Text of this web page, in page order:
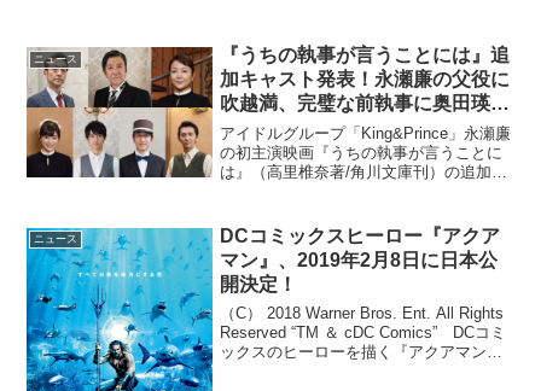
ニュース
『うちの執事が言うことには』追
加キャスト発表！永瀬廉の父役に
吹越満、完璧な前執事に奥田瑛二
ほか
アイドルグループ「King&Prince」永瀬廉
の初主演映画『うちの執事が言うことに
は』（高里椎奈著/角川文庫刊）の追加キ
は、2014年3月に角川文庫に...
ニュース
DCコミックスヒーロー『アクア
マン』、2019年2月8日に日本公
開決定！
（C） 2018 Warner Bros. Ent. All Rights
Reserved “TM ＆ cDC Comics” DCコミ
ックスのヒーローを描く『アクアマン』